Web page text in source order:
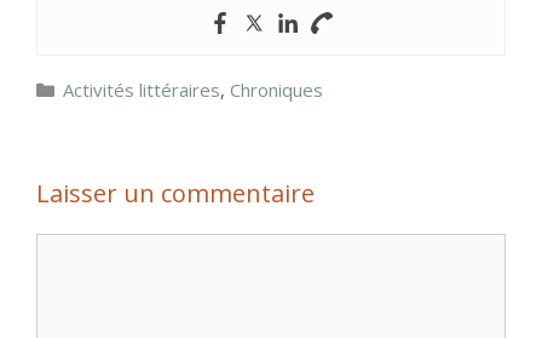
Catégories
Activités littéraires, Chroniques
Laisser un commentaire